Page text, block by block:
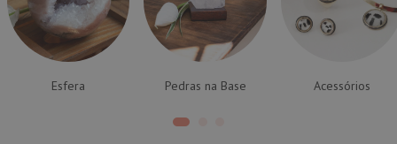
Esfera Pedras na Base Acessórios